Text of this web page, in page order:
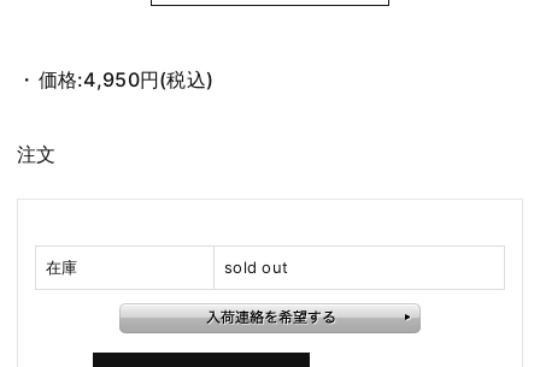
価格:4,950円(税込)
注文
在庫 sold out